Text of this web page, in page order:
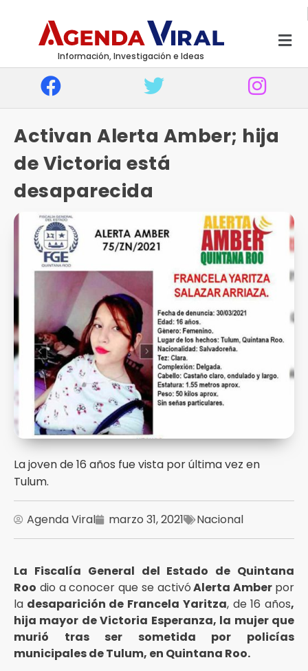
Información, Investigación e Ideas
Activan Alerta Amber; hija
de Victoria está
desaparecida
La joven de 16 años fue vista por última vez en
Tulum.
Agenda Viral marzo 31, 2021 Nacional
La Fiscalía General del Estado de Quintana
Roo dio a conocer que se activóAlerta Amber por
la desaparición de Francela Yaritza, de 16 años,
hija mayor de Victoria Esperanza, la mujer que
murió tras ser sometida por policías
municipales de Tulum, en Quintana Roo.